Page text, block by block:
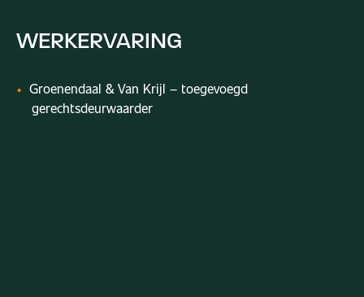
WERKERVARING
Groenendaal & Van Krijl – toegevoegd
gerechtsdeurwaarder